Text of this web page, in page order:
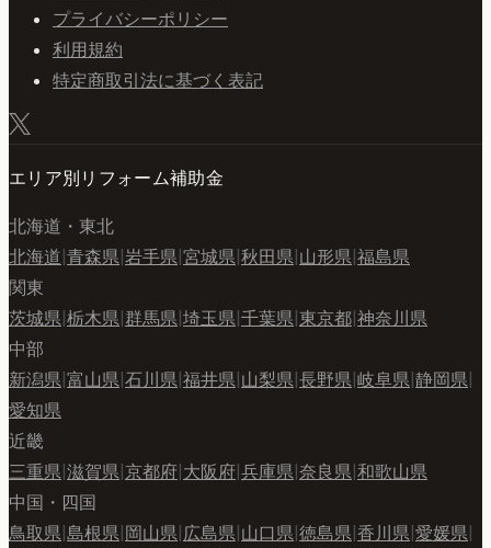
プライバシーポリシー
利用規約
特定商取引法に基づく表記
エリア別リフォーム補助金
北海道・東北
北海道 青森県 岩手県 宮城県 秋田県 山形県 福島県
関東
茨城県 栃木県 群馬県 埼玉県 千葉県 東京都 神奈川県
中部
新潟県 富山県 石川県 福井県 山梨県 長野県 岐阜県 静岡県
愛知県
近畿
三重県 滋賀県 京都府 大阪府 兵庫県 奈良県 和歌山県
中国・四国
鳥取県 島根県 岡山県 広島県 山口県 徳島県 香川県 愛媛県